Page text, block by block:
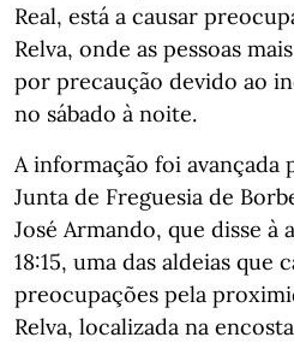
Real, está a causar
Relva, onde as pessoas
por precaução devido ao
no sábado à noite.
A informação foi avançada
Junta de Freguesia de
José Armando, que disse à
18:15, uma das aldeias que
preocupações pela
Relva, localizada na